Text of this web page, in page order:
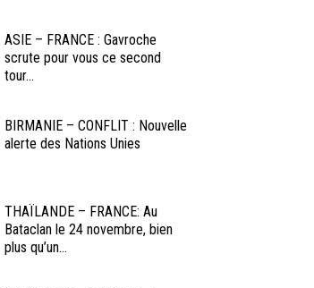
ASIE – FRANCE : Gavroche
scrute pour vous ce second
tour...
BIRMANIE – CONFLIT : Nouvelle
alerte des Nations Unies
THAÏLANDE – FRANCE: Au
Bataclan le 24 novembre, bien
plus qu’un...